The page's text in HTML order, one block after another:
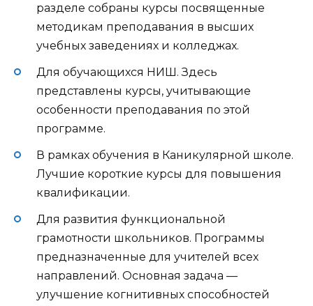
разделе собраны курсы посвященные
методикам преподавания в высших
учебных заведениях и колледжах.
Для обучающихся НИШ. Здесь
представлены курсы, учитывающие
особенности преподавания по этой
программе.
В рамках обучения в Каникулярной школе.
Лучшие короткие курсы для повышения
квалификации.
Для развития функциональной
грамотности школьников. Программы
предназначенные для учителей всех
направлений. Основная задача —
улучшение когнитивных способностей